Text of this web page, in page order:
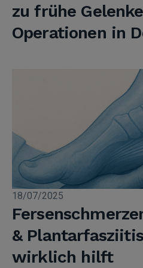
zu frühe
Operationen in
18/07/2025
&
wirklich hilft